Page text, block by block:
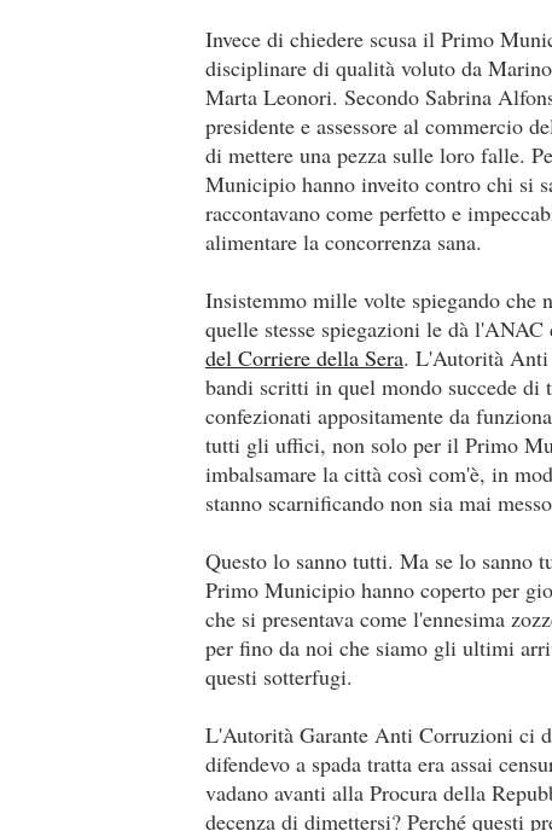
Invece di chiedere scusa il Primo
disciplinare di qualità voluto da
Marta Leonori. Secondo Sabrina
presidente e assessore al commercio
di mettere una pezza sulle loro falle.
Municipio hanno inveito contro chi si
raccontavano come perfetto e
alimentare la concorrenza sana.
Insistemmo mille volte spiegando che
quelle stesse spiegazioni le dà l'ANAC
del Corriere della Sera. L'Autorità Anti
bandi scritti in quel mondo succede
confezionati appositamente da
tutti gli uffici, non solo per il Primo
imbalsamare la città così com'è, in
stanno scarnificando non sia mai
Questo lo sanno tutti. Ma se lo sanno
Primo Municipio hanno coperto per
che si presentava come l'ennesima
per fino da noi che siamo gli ultimi
questi sotterfugi.
L'Autorità Garante Anti Corruzioni ci
difendevo a spada tratta era assai
vadano avanti alla Procura della
decenza di dimettersi? Perché questi